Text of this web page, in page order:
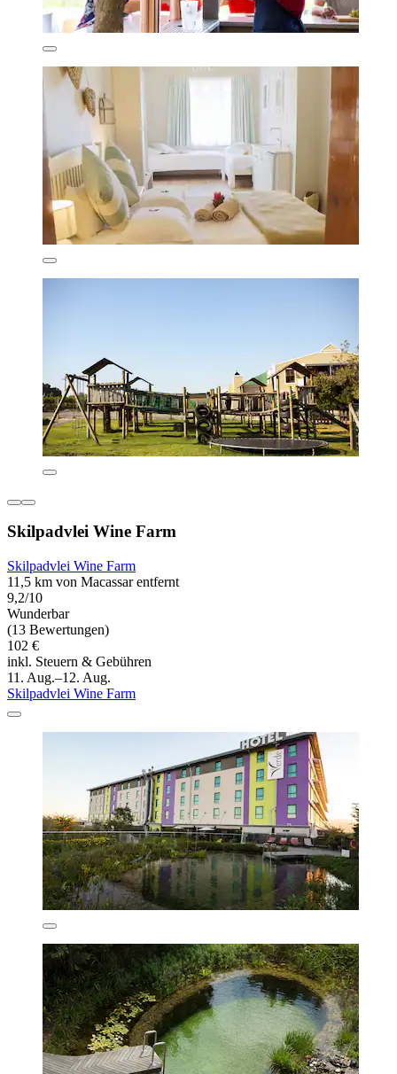
Skilpadvlei Wine Farm
Skilpadvlei Wine Farm
11,5 km von Macassar entfernt
9,2/10
Wunderbar
(13 Bewertungen)
102 €
inkl. Steuern & Gebühren
11. Aug.–12. Aug.
Skilpadvlei Wine Farm